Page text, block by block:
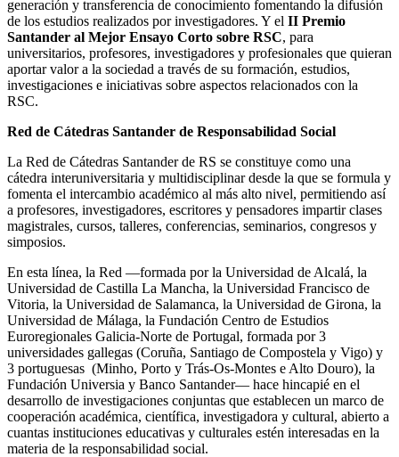
generación y transferencia de conocimiento fomentando la difusión
de los estudios realizados por investigadores. Y el II Premio
Santander al Mejor Ensayo Corto sobre RSC, para
universitarios, profesores, investigadores y profesionales que quieran
aportar valor a la sociedad a través de su formación, estudios,
investigaciones e iniciativas sobre aspectos relacionados con la
RSC.
Red de Cátedras Santander de Responsabilidad Social
La Red de Cátedras Santander de RS se constituye como una
cátedra interuniversitaria y multidisciplinar desde la que se formula y
fomenta el intercambio académico al más alto nivel, permitiendo así
a profesores, investigadores, escritores y pensadores impartir clases
magistrales, cursos, talleres, conferencias, seminarios, congresos y
simposios.
En esta línea, la Red —formada por la Universidad de Alcalá, la
Universidad de Castilla La Mancha, la Universidad Francisco de
Vitoria, la Universidad de Salamanca, la Universidad de Girona, la
Universidad de Málaga, la Fundación Centro de Estudios
Euroregionales Galicia-Norte de Portugal, formada por 3
universidades gallegas (Coruña, Santiago de Compostela y Vigo) y
3 portuguesas (Minho, Porto y Trás-Os-Montes e Alto Douro), la
Fundación Universia y Banco Santander— hace hincapié en el
desarrollo de investigaciones conjuntas que establecen un marco de
cooperación académica, científica, investigadora y cultural, abierto a
cuantas instituciones educativas y culturales estén interesadas en la
materia de la responsabilidad social.